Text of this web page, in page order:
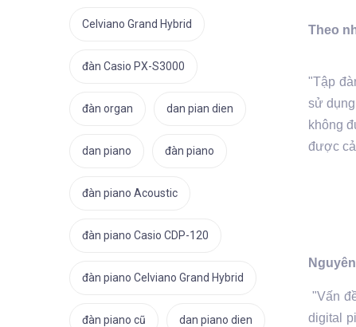
Theo
"Tập
sử
không
được
"Vấn
digital
Celviano Grand Hybrid
đàn Casio PX-S3000
đàn organ dan pian dien
dan piano đàn piano
đàn piano Acoustic
đàn piano Casio CDP-120
đàn piano Celviano Grand Hybrid
đàn piano cũ dan piano dien